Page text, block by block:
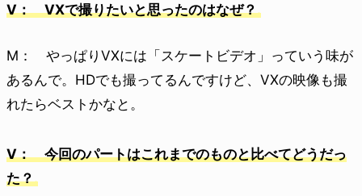
V： VXで撮りたいと思ったのはなぜ？
M： やっぱりVXには「スケートビデオ」っていう味が
あるんで。HDでも撮ってるんですけど、VXの映像も撮
れたらベストかなと。
V： 今回のパートはこれまでのものと比べてどうだっ
た？